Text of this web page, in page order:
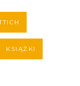
KSIĄŻKI